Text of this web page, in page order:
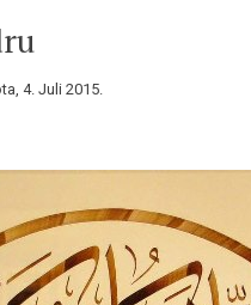
4. Juli 2015.